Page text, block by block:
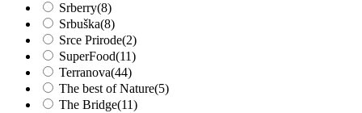
Srberry(8)
Srbuška(8)
Srce Prirode(2)
SuperFood(11)
Terranova(44)
The best of Nature(5)
The Bridge(11)